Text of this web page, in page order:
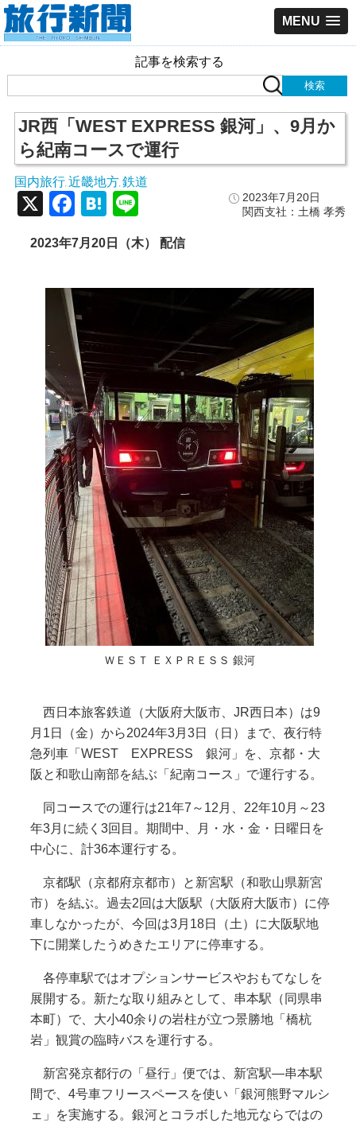
MENU
記事を検索する
JR西「WEST EXPRESS 銀河」、9月か
ら紀南コースで運行
国内旅行 近畿地方 鉄道
2023年7月20日
関西支社：土橋 孝秀
X Facebook
Hatena
2023年7月20日（木） 配信
ＷＥＳＴ ＥＸＰＲＥＳＳ 銀河
西日本旅客鉄道（大阪府大阪市、JR西日本）は9
月1日（金）から2024年3月3日（日）まで、夜行特
急列車「WEST EXPRESS 銀河」を、京都・大
阪と和歌山南部を結ぶ「紀南コース」で運行する。
同コースでの運行は21年7～12月、22年10月～23
年3月に続く3回目。期間中、月・水・金・日曜日を
中心に、計36本運行する。
京都駅（京都府京都市）と新宮駅（和歌山県新宮
市）を結ぶ。過去2回は大阪駅（大阪府大阪市）に停
車しなかったが、今回は3月18日（土）に大阪駅地
下に開業したうめきたエリアに停車する。
各停車駅ではオプションサービスやおもてなしを
展開する。新たな取り組みとして、串本駅（同県串
本町）で、大小40余りの岩柱が立つ景勝地「橋杭
岩」観賞の臨時バスを運行する。
新宮発京都行の「昼行」便では、新宮駅―串本駅
間で、4号車フリースペースを使い「銀河熊野マルシ
ェ」を実施する。銀河とコラボした地元ならではの